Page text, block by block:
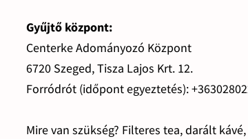
Gyűjtő központ:
Centerke Adományozó Központ
6720 Szeged, Tisza Lajos Krt. 12.
Forródrót (időpont egyeztetés):
Mire van szükség? Filteres tea, darált